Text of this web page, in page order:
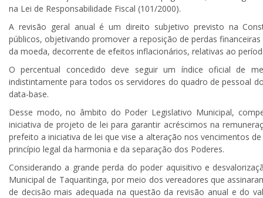
na Lei de Responsabilidade Fiscal (101/2000).
A revisão geral anual é um direito subjetivo previsto na
públicos, objetivando promover a reposição de perdas
da moeda, decorrente de efeitos inflacionários, relativas ao
O percentual concedido deve seguir um índice oficial de
indistintamente para todos os servidores do quadro de pessoal
data-base.
Desse modo, no âmbito do Poder Legislativo Municipal,
iniciativa de projeto de lei para garantir acréscimos na
prefeito a iniciativa de lei que vise a alteração nos vencimentos
princípio legal da harmonia e da separação dos Poderes.
Considerando a grande perda do poder aquisitivo e
Municipal de Taquaritinga, por meio dos vereadores que
de decisão mais adequada na questão da revisão anual e do